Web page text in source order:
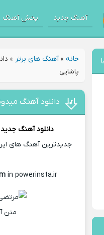
آهنگ جدید پخش آهنگ
خانه »آهنگ های برتر »
پاشایی
دانلود آهنگ
دانلود آهنگ جدید
جدیدترین آهنگ های
in powerinsta.ir
متن